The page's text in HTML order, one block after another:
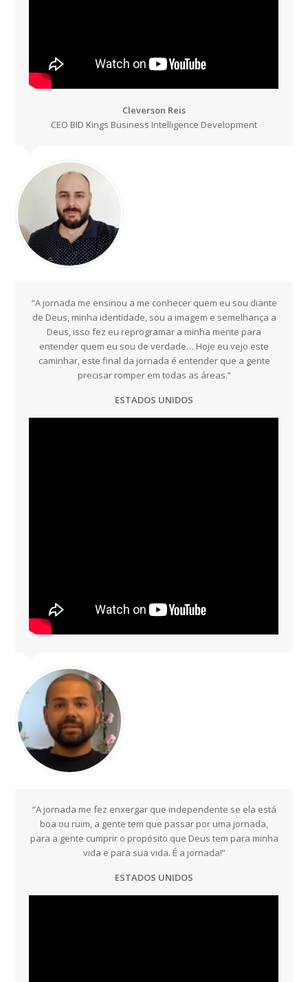
Cleverson Reis
CEO BID Kings Business Intelligence Development
“A jornada me ensinou a me conhecer quem eu sou diante
de Deus, minha identidade, sou a imagem e semelhança a
Deus, isso fez eu reprogramar a minha mente para
entender quem eu sou de verdade… Hoje eu vejo este
caminhar, este final da jornada é entender que a gente
precisar romper em todas as áreas.”
ESTADOS UNIDOS
“A jornada me fez enxergar que independente se ela está
boa ou ruim, a gente tem que passar por uma jornada,
para a gente cumprir o propósito que Deus tem para minha
vida e para sua vida. É a jornada!”
ESTADOS UNIDOS